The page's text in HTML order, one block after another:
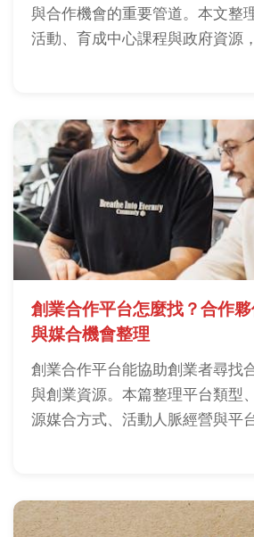
與合作機會的重要管道。本文整
活動、育成中心課程與政府資源
創業合作平台怎麼找？合作
與媒合機會整理
創業合作平台能協助創業者尋找
與創業資源。本篇整理平台類型
源媒合方式、活動人脈經營與平